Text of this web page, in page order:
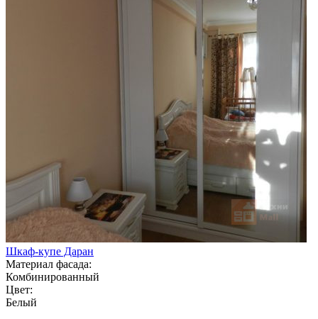
Шкаф-купе Даран
Материал фасада:
Комбинированный
Цвет:
Белый